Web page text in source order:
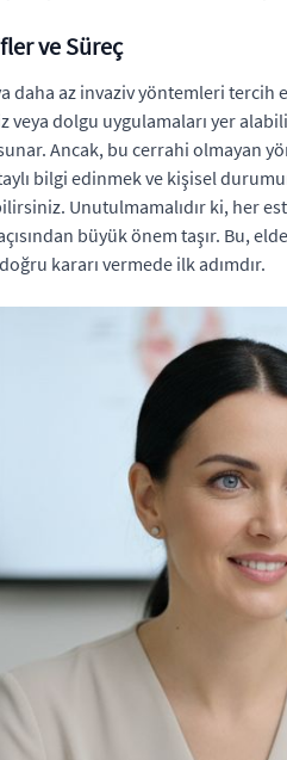
ve Süreç
daha az invaziv yöntemleri tercih
veya dolgu uygulamaları yer
Ancak, bu cerrahi olmayan
bilgi edinmek ve kişisel
Unutulmamalıdır ki, her
büyük önem taşır. Bu,
kararı vermede ilk adımdır.